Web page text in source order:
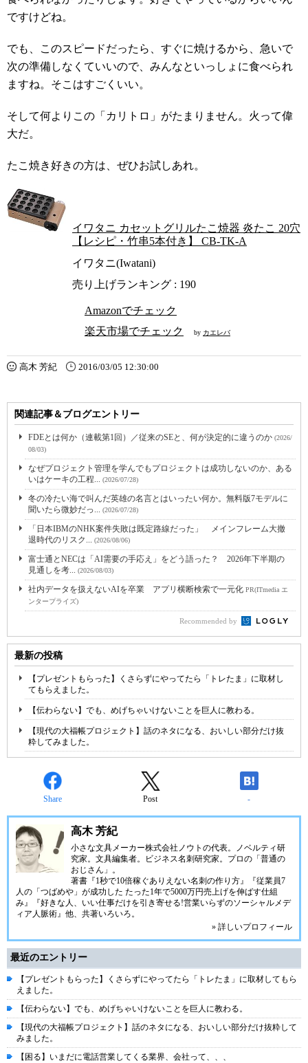
ですけどね。
でも、このスピードだったら、すぐに焼けるから、急いで
次の準備しなくていいので、みんなといっしょに食べられ
ますね。そこはすごくいい。
そして何よりこの「カリトロ」がたまりません。火って偉
大だ。
たこ焼き好きの方は、ぜひお試しあれ。
イワタニ カセットグリルたこ焼器 炎たこ 20穴
【レシピ・竹串5本付き】 CB-TK-A
イワタニ(Iwatani)
売り上げランキング : 190
Amazonでチェック
楽天市場でチェック
by カエレバ
高木 芳紀 2016/03/05 12:30:00
関連記事＆ブログエントリー
FDEとは何か（連載第1回）／従来のSEと、何が決定的に違うのか (2026/
08/03)
なぜプロジェクト管理を学んでもプロジェクトは成功しないのか、ある
いはケーキの工程...
(2026/07/28)
冬の冷たい海で叫んだ英雄の名言とはいったい何か。無料版7モデルに
聞いたら微妙だっ...
(2026/07/28)
「日本IBMのNHK案件失敗は既定路線だった」 メインフレーム大撤
退時代のリスク...
(2026/08/06)
富士通とNECは「AI需要の手応え」をどう語った？ 2026年下半期の
見通しを考...
(2026/08/03)
社内データを扱えないAIを卒業 アプリ横断検索で一元化 PR(ITmedia エ
ンタープライズ)
Recommended by
最新の投稿
【プレゼントもらった】くさらずにやってたら「トレたま」に取材し
てもらえました。
【伝わらない】でも、めげちゃいけないことを巨人に教わる。
【現代の大福帳プロジェクト】話のネタになる、おいしい部分だけ抜
粋してみました。
Share Post -
高木 芳紀
小さな文具メーカー株式会社ノウトの代表。ノベルティ研
究家。文具編集者。ビジネス名刺研究家。プロの「普通の
おじさん」。
著書『1秒で10倍稼ぐありえない名刺の作り方』『従業員7
人の「つばめや」が成功した たった1年で5000万円売上げを伸ばす仕組
み』『好きな人、いい仕事だけを引き寄せる!営業いらずのソーシャルメデ
ィア人脈術』他、共著いろいろ。
» 詳しいプロフィール
最近のエントリー
【プレゼントもらった】くさらずにやってたら「トレたま」に取材してもら
えました。
【伝わらない】でも、めげちゃいけないことを巨人に教わる。
【現代の大福帳プロジェクト】話のネタになる、おいしい部分だけ抜粋して
みました。
【困る】いまだに電話営業してくる業界、会社って、、、